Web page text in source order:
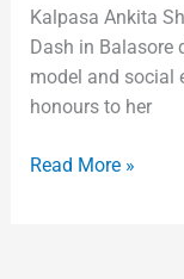
Kalpasa Ankita
Dash in Balasore
model and social
honours to her
Read More »